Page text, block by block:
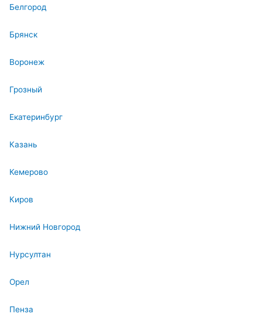
Белгород
Брянск
Воронеж
Грозный
Екатеринбург
Казань
Кемерово
Киров
Нижний Новгород
Нурсултан
Орел
Пенза